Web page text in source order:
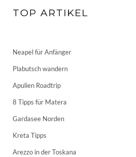
TOP ARTIKEL
Neapel für Anfänger
Plabutsch wandern
Apulien Roadtrip
8 Tipps für Matera
Gardasee Norden
Kreta Tipps
Arezzo in der Toskana